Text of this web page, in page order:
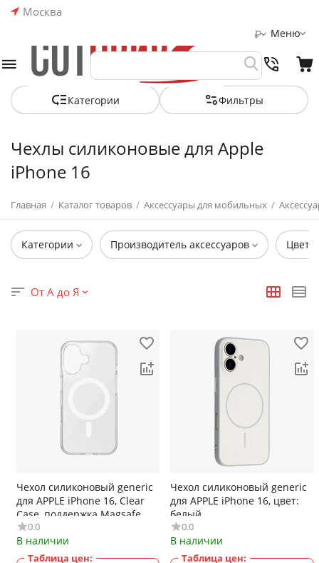
Москва
Меню
₽
Категории Фильтры
Чехлы силиконовые для Apple
iPhone 16
Главная / Каталог товаров / Аксессуары для мобильных /
Категории Производитель аксессуаров Цвет
От А до Я
Чехол силиконовый generic
для APPLE iPhone 16, Clear
Case, поддержка Magsafe,
цвет: прозрачный
0.0
В наличии
Таблица цен:
Чехол силиконовый generic
для APPLE iPhone 16, цвет:
белый
0.0
В наличии
Таблица цен: